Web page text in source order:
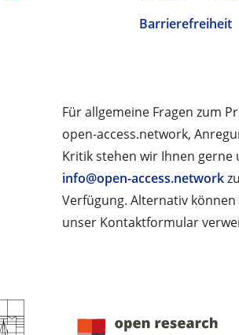
Barrierefreiheit
Für allgemeine Fragen zum
open-access.network,
Kritik stehen wir Ihnen gerne
info@open-access.network
Verfügung. Alternativ können
unser Kontaktformular